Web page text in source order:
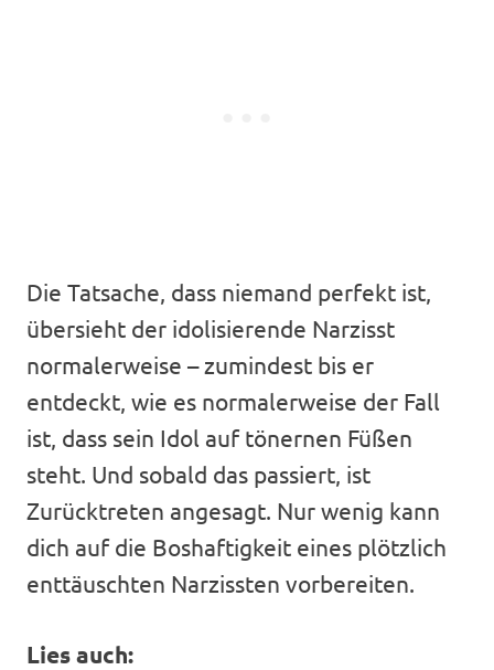
Die Tatsache, dass niemand perfekt ist,
übersieht der idolisierende Narzisst
normalerweise – zumindest bis er
entdeckt, wie es normalerweise der Fall
ist, dass sein Idol auf tönernen Füßen
steht. Und sobald das passiert, ist
Zurücktreten angesagt. Nur wenig kann
dich auf die Boshaftigkeit eines plötzlich
enttäuschten Narzissten vorbereiten.
Lies auch: